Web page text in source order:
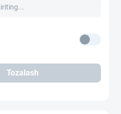
Tozalash